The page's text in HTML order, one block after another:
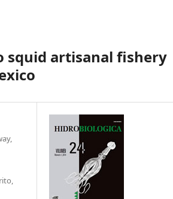
squid artisanal fishery